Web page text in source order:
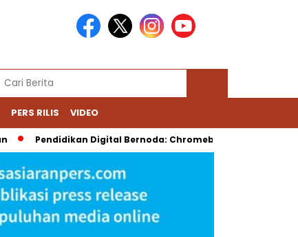
PERS RILIS VIDEO
Pendidikan Digital Bernoda: Chromebook Nadiem